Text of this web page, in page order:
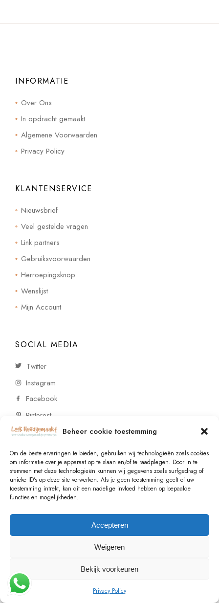
Beheer cookie toestemming
Om de beste ervaringen te bieden, gebruiken wij technologieën zoals cookies
om informatie over je apparaat op te slaan en/of te raadplegen. Door in te
stemmen met deze technologieën kunnen wij gegevens zoals surfgedrag of
unieke ID's op deze site verwerken. Als je geen toestemming geeft of uw
toestemming intrekt, kan dit een nadelige invloed hebben op bepaalde
functies en mogelijkheden.
Accepteren
Weigeren
Bekijk voorkeuren
Privacy Policy
INFORMATIE
Over Ons
In opdracht gemaakt
Algemene Voorwaarden
Privacy Policy
KLANTENSERVICE
Nieuwsbrief
Veel gestelde vragen
Link partners
Gebruiksvoorwaarden
Herroepingsknop
Wenslijst
Mijn Account
SOCIAL MEDIA
Twitter
Instagram
Facebook
Pinterest
CONTACT
Vragen of wensen? Neem contact op!
+31 (0)6 229 021 29
© 2023 , All Rights Reserved